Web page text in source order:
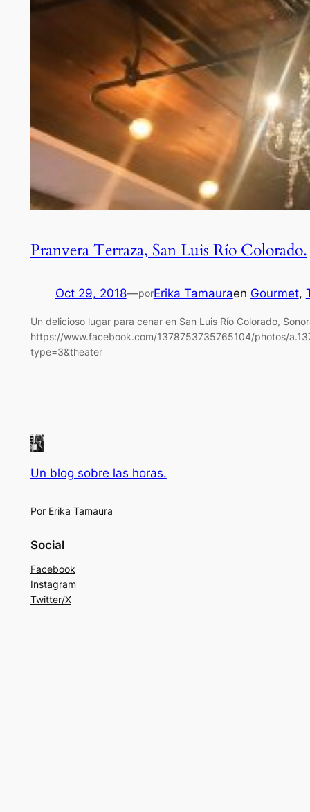
Pranvera Terraza, San Luis Río Colorado.
Oct 29, 2018—porErika Tamauraen Gourmet,
Un delicioso lugar para cenar en San Luis Río Colorado,
https://www.facebook.com/1378753735765104/photos/
type=3&theater
Un blog sobre las horas.
Por Erika Tamaura
Social
Facebook
Instagram
Twitter/X